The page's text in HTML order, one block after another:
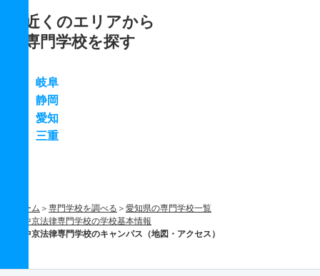
近くのエリアから
専門学校を探す
岐阜
静岡
愛知
三重
ホーム 専門学校を調べる
愛知県の専門学校一覧
中京法律専門学校の学校基本情報
中京法律専門学校のキャンパス（地図・アクセス）